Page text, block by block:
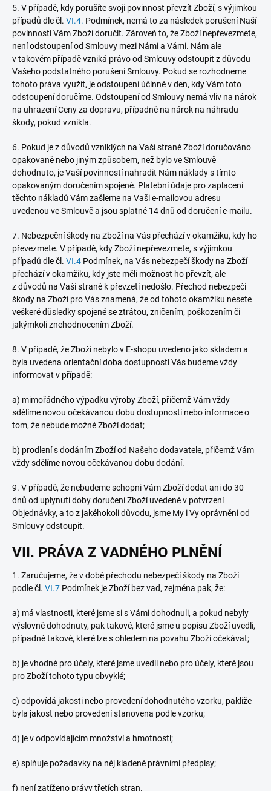
5. V případě, kdy porušíte svoji povinnost převzít Zboží, s výjimkou
případů dle čl. VI.4. Podmínek, nemá to za následek porušení Naší
povinnosti Vám Zboží doručit. Zároveň to, že Zboží nepřevezmete,
není odstoupení od Smlouvy mezi Námi a Vámi. Nám ale
v takovém případě vzniká právo od Smlouvy odstoupit z důvodu
Vašeho podstatného porušení Smlouvy. Pokud se rozhodneme
tohoto práva využít, je odstoupení účinné v den, kdy Vám toto
odstoupení doručíme. Odstoupení od Smlouvy nemá vliv na nárok
na uhrazení Ceny za dopravu, případně na nárok na náhradu
škody, pokud vznikla.
6. Pokud je z důvodů vzniklých na Vaší straně Zboží doručováno
opakovaně nebo jiným způsobem, než bylo ve Smlouvě
dohodnuto, je Vaší povinností nahradit Nám náklady s tímto
opakovaným doručením spojené. Platební údaje pro zaplacení
těchto nákladů Vám zašleme na Vaši e-mailovou adresu
uvedenou ve Smlouvě a jsou splatné 14 dnů od doručení e-mailu.
7. Nebezpeční škody na Zboží na Vás přechází v okamžiku, kdy ho
převezmete. V případě, kdy Zboží nepřevezmete, s výjimkou
případů dle čl. VI.4 Podmínek, na Vás nebezpečí škody na Zboží
přechází v okamžiku, kdy jste měli možnost ho převzít, ale
z důvodů na Vaší straně k převzetí nedošlo. Přechod nebezpečí
škody na Zboží pro Vás znamená, že od tohoto okamžiku nesete
veškeré důsledky spojené se ztrátou, zničením, poškozením či
jakýmkoli znehodnocením Zboží.
8. V případě, že Zboží nebylo v E-shopu uvedeno jako skladem a
byla uvedena orientační doba dostupnosti Vás budeme vždy
informovat v případě:
a) mimořádného výpadku výroby Zboží, přičemž Vám vždy
sdělíme novou očekávanou dobu dostupnosti nebo informace o
tom, že nebude možné Zboží dodat;
b) prodlení s dodáním Zboží od Našeho dodavatele, přičemž Vám
vždy sdělíme novou očekávanou dobu dodání.
9. V případě, že nebudeme schopni Vám Zboží dodat ani do 30
dnů od uplynutí doby doručení Zboží uvedené v potvrzení
Objednávky, a to z jakéhokoli důvodu, jsme My i Vy oprávněni od
Smlouvy odstoupit.
VII. PRÁVA Z VADNÉHO PLNĚNÍ
1. Zaručujeme, že v době přechodu nebezpečí škody na Zboží
podle čl. VI.7 Podmínek je Zboží bez vad, zejména pak, že:
a) má vlastnosti, které jsme si s Vámi dohodnuli, a pokud nebyly
výslovně dohodnuty, pak takové, které jsme u popisu Zboží uvedli,
případně takové, které lze s ohledem na povahu Zboží očekávat;
b) je vhodné pro účely, které jsme uvedli nebo pro účely, které jsou
pro Zboží tohoto typu obvyklé;
c) odpovídá jakosti nebo provedení dohodnutého vzorku, pakliže
byla jakost nebo provedení stanovena podle vzorku;
d) je v odpovídajícím množství a hmotnosti;
e) splňuje požadavky na něj kladené právními předpisy;
f) není zatíženo právy třetích stran.